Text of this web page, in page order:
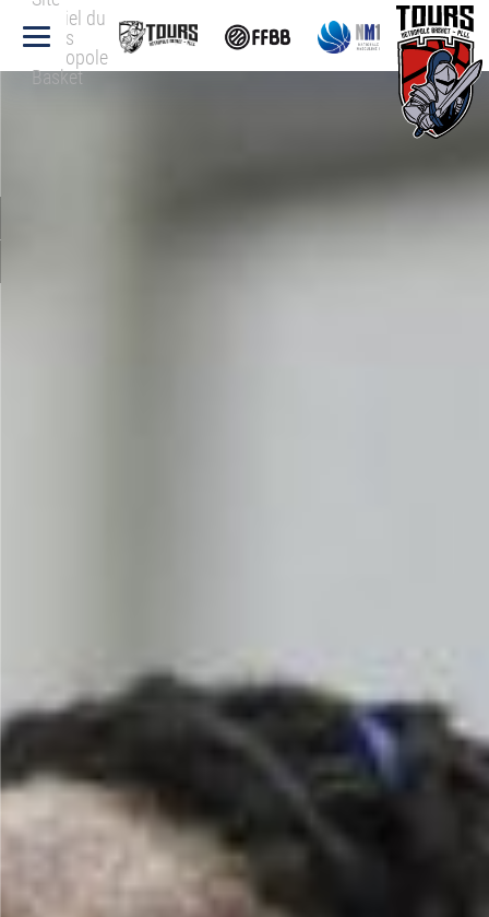
officiel du
Tours
Métropole
Basket